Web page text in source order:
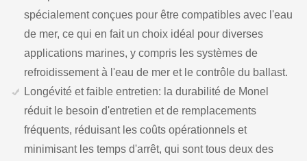
spécialement conçues pour être compatibles avec l'eau
de mer, ce qui en fait un choix idéal pour diverses
applications marines, y compris les systèmes de
refroidissement à l'eau de mer et le contrôle du ballast.
Longévité et faible entretien: la durabilité de Monel
réduit le besoin d'entretien et de remplacements
fréquents, réduisant les coûts opérationnels et
minimisant les temps d'arrêt, qui sont tous deux des